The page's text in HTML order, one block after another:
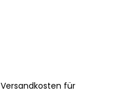
Versandkosten für